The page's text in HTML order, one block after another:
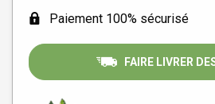
Paiement 100% sécurisé
FAIRE LIVRER